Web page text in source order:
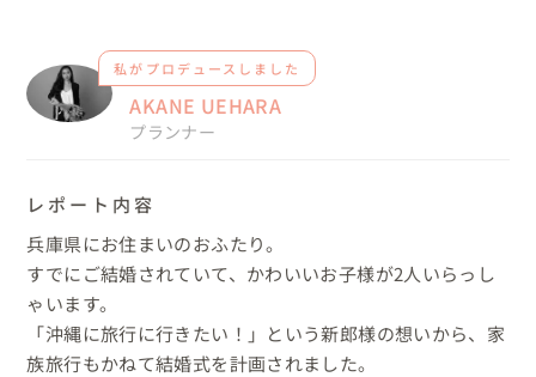
私がプロデュースしました
AKANE UEHARA
プランナー
レポート内容
兵庫県にお住まいのおふたり。
すでにご結婚されていて、かわいいお子様が2人いらっし
ゃいます。
「沖縄に旅行に行きたい！」という新郎様の想いから、家
族旅行もかねて結婚式を計画されました。